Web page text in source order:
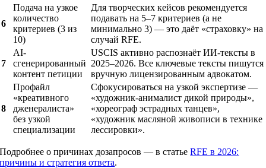
6
Подача на узкое
количество
критериев (3 из
10)
Для творческих кейсов рекомендуется
подавать на 5–7 критериев (а не
минимально 3) — это даёт «страховку» на
случай RFE.
7
AI-
сгенерированный
контент петиции
USCIS активно распознаёт ИИ-тексты в
2025–2026. Все ключевые тексты пишутся
вручную лицензированным адвокатом.
8
Профайл
«креативного
дженералиста»
без узкой
специализации
Сфокусироваться на узкой экспертизе —
«художник-анималист дикой природы»,
«хореограф эстрадных танцев»,
«художник масляной живописи в технике
лессировки».
Подробнее о причинах дозапросов — в статьеRFE в 2026:
причины и стратегия ответа.